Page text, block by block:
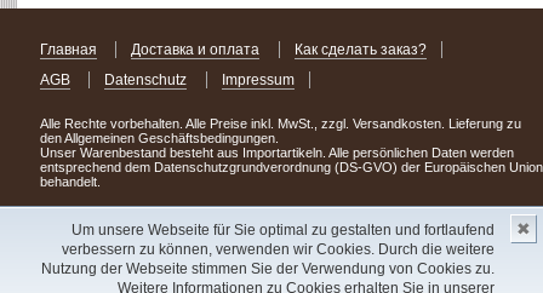
Um unsere Webseite für Sie optimal zu gestalten und fortlaufend
verbessern zu können, verwenden wir Cookies. Durch die weitere
Nutzung der Webseite stimmen Sie der Verwendung von Cookies zu.
Weitere Informationen zu Cookies erhalten Sie in unserer
✖
Главная Доставка и оплата
Как сделать заказ?
AGB
Datenschutz Impressum
Alle Rechte vorbehalten. Alle Preise inkl. MwSt., zzgl. Versandkosten. Lieferung zu
den Allgemeinen Geschäftsbedingungen.
Unser Warenbestand besteht aus Importartikeln. Alle persönlichen Daten werden
entsprechend dem Datenschutzgrundverordnung (DS-GVO) der Europäischen Union
behandelt.
Сделав заказ сегодня, уже через день или два Вы можете стать обладателем
НОВИНКИ из Германии! Удачного поиска!
Copyright 2003 - 2023 © Express-Kniga
V.A.Vorobiev